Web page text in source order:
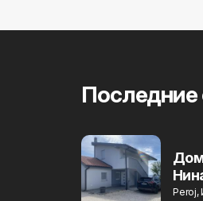
Последние
Peroj,